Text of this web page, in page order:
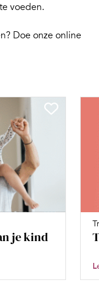
voeden.
Doe onze online
je kind